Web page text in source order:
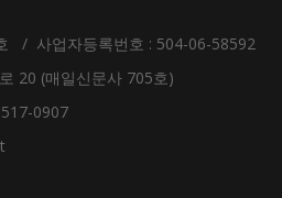
/ 사업자등록번호 : 504-06-58592
20 (매일신문사 705호)
0907